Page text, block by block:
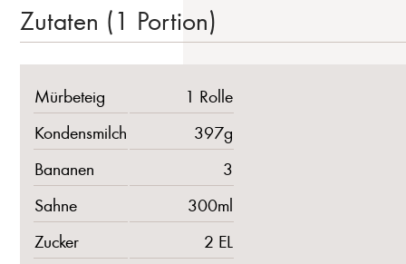
Zutaten (1 Portion)
Mürbeteig
1 Rolle
Kondensmilch
397g
Bananen
3
Sahne
300ml
Zucker
2 EL